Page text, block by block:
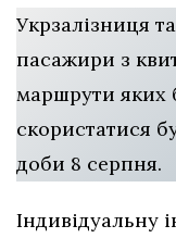
Укрзалізниця
пасажири з
маршрути яких
скористатися
доби 8 серпня.
Індивідуальну